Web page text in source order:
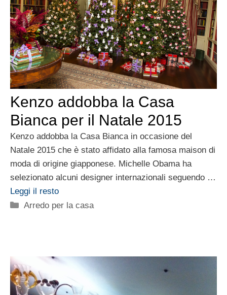
Kenzo addobba la Casa
Bianca per il Natale 2015
Kenzo addobba la Casa Bianca in occasione del
Natale 2015 che è stato affidato alla famosa maison di
moda di origine giapponese. Michelle Obama ha
selezionato alcuni designer internazionali seguendo …
Leggi il resto
Categorie
Arredo per la casa